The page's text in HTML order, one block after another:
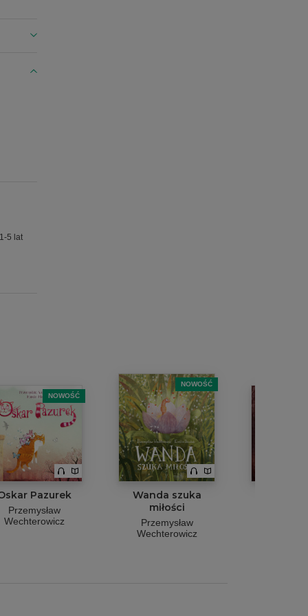
5 lat
NOWOŚĆ
Pazurek
Przemysław
Wechterowicz
NOWOŚĆ
Wanda szuka
miłości
Przemysław
Wechterowicz